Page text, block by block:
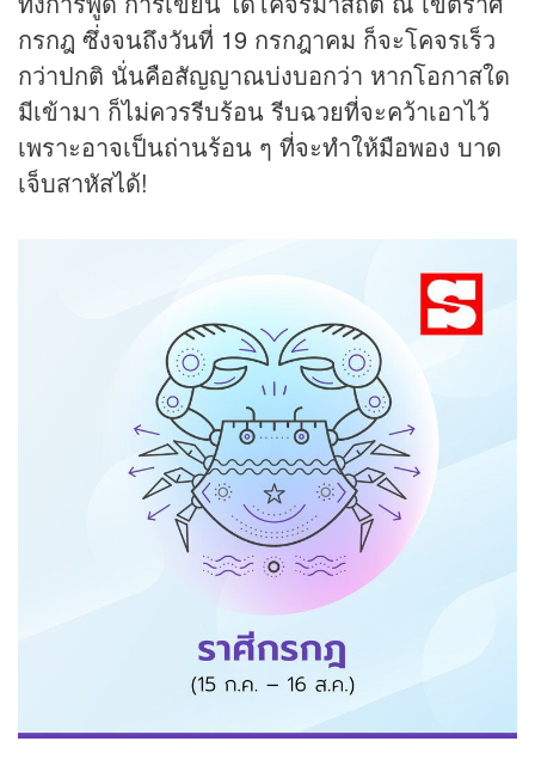
กรกฎ ซึ่งจนถึงวันที่ 19 กรกฎาคม ก็จะโคจรเร็ว
กว่าปกติ นั่นคือสัญญาณบ่งบอกว่า หากโอกาสใด
มีเข้ามา ก็ไม่ควรรีบร้อน รีบฉวยที่จะคว้าเอาไว้
เพราะอาจเป็นถ่านร้อน ๆ ที่จะทำให้มือพอง บาด
เจ็บสาหัสได้!